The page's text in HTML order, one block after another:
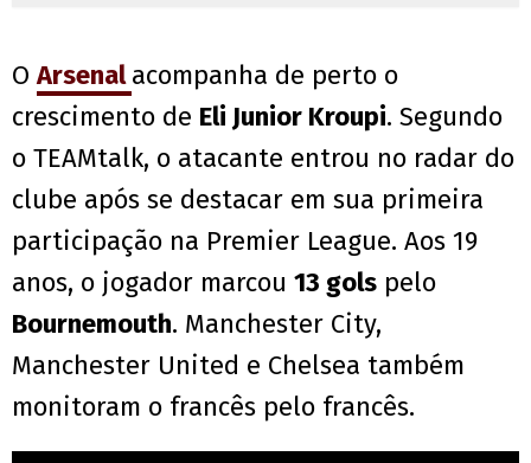
OArsenalacompanha de perto o
crescimento de Eli Junior Kroupi. Segundo
o TEAMtalk, o atacante entrou no radar do
clube após se destacar em sua primeira
participação na Premier League. Aos 19
anos, o jogador marcou 13 gols pelo
Bournemouth. Manchester City,
Manchester United e Chelsea também
monitoram o francês pelo francês.